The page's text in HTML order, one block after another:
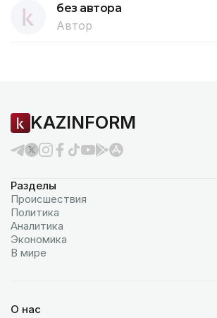
без автора
Автор
KAZINFORM
Разделы
Происшествия
Политика
Аналитика
Экономика
В мире
О нас